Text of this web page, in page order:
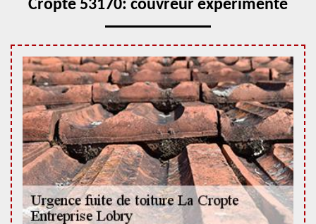
Cropte 53170: couvreur expérimenté